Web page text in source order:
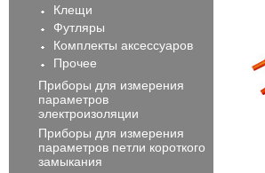
Клещи
Футляры
Комплекты аксессуаров
Прочее
Приборы для измерения
параметров
электроизоляции
Приборы для измерения
параметров петли короткого
замыкания